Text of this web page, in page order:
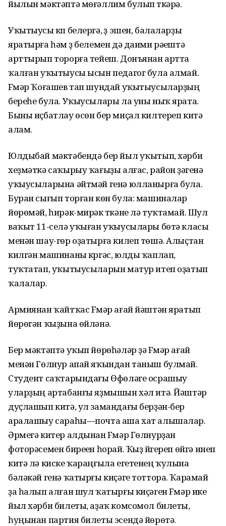
йылын мәктәптә мөғәллим булып үткәрә.
Уҡытыусы күп белергә, үҙ эшен, балаларҙы
яратырға һәм үҙ белемен дә даими рәүештә
арттырып торорға тейеш. Донъянан артта
ҡалған уҡытыусы ысын педагог була алмай.
Fүмәр Ҡоғашев тап шундай уҡытыусыларҙың
береһе була. Уҡыусылары ла уны ныҡ ярата.
Быны иҫбатлау өсөн бер миҫал килтереп китә
алам.
Юлдыбай мәктәбендә бер йыл уҡытып, хәрби
хеҙмәткә саҡырыу ҡағыҙы алғас, район үҙәгенә
уҡыусыларына әйтмәй генә юлланырға була.
Буран сығып торған көн була: машиналар
йөрөмәй, һирәк-мирәк үткәне лә туҡтамай. Шул
ваҡыт 11-селә уҡыған уҡыусылары бөтә класы
менән шау-гөр оҙатырға килеп төшә. Алыҫтан
килгән машинаны күргәс, юлды ҡаплап,
туҡтатап, уҡытыусыларын матур итеп оҙатып
ҡалалар.
Армиянан ҡайтҡас Fүмәр ағай йәштән яратып
йөрөгән ҡыҙына өйләнә.
Бер мәктәптә уҡып йөрөһәләр ҙә Fүмәр ағай
менән Гөлнур апай яҡындан таныш булмай.
Студент саҡтарындағы Өфөләге осрашыу
уларҙың артабанғы яҙмышын хәл итә. Йәштәр
дуҫлашып китә, ул замандағы берҙән-бер
аралашыу сараһы—почта аша хат алышалар.
Әрмегә китер алдынан Fүмәр Гөлнурҙан
фоторәсемен биреүен һорай. Ҡыҙ йүгереп өйгә инеп
китә лә киске ҡараңғыла егетенең ҡулына
бәләкәй генә ҡатырғы киҫәге тоттора. Ҡарамай
ҙа һалып алған шул ҡатырғы киҫәген Fүмәр ике
йыл хәрби билеты, аҙаҡ комсомол билеты,
һуңынан партия билеты эсендә йөрөтә.